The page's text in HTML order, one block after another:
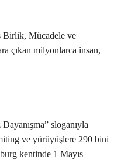
Birlik, Mücadele ve
çıkan milyonlarca insan,
sloganıyla
ve yürüyüşlere 290 bini
kentinde 1 Mayıs